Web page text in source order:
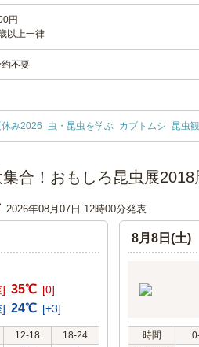
円
以上一律
不要
休み2026 虫・昆虫を学ぶ カブトムシ 昆虫
合！おもしろ昆虫展2018
2026年08月07日 12時00分発表
35℃ [0]
24℃ [+3]
12-18
18-24
8月8日(土)
時間